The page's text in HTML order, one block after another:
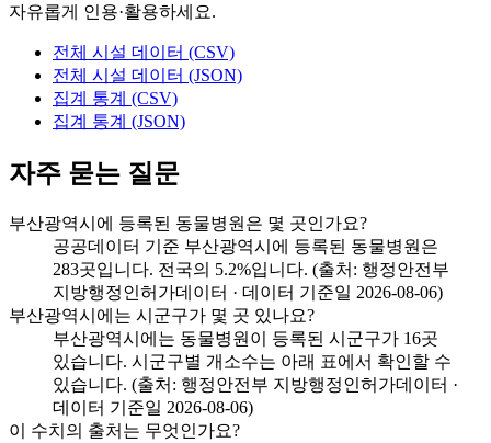
자유롭게 인용·활용하세요.
전체 시설 데이터 (CSV)
전체 시설 데이터 (JSON)
집계 통계 (CSV)
집계 통계 (JSON)
자주 묻는 질문
부산광역시에 등록된 동물병원은 몇 곳인가요?
공공데이터 기준 부산광역시에 등록된 동물병원은
283곳입니다. 전국의 5.2%입니다. (출처: 행정안전부
지방행정인허가데이터 · 데이터 기준일 2026-08-06)
부산광역시에는 시군구가 몇 곳 있나요?
부산광역시에는 동물병원이 등록된 시군구가 16곳
있습니다. 시군구별 개소수는 아래 표에서 확인할 수
있습니다. (출처: 행정안전부 지방행정인허가데이터 ·
데이터 기준일 2026-08-06)
이 수치의 출처는 무엇인가요?